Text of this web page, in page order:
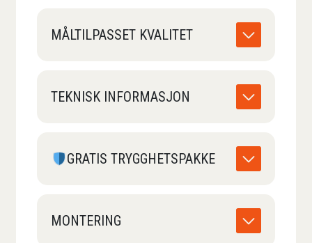
MÅLTILPASSET KVALITET
TEKNISK INFORMASJON
GRATIS TRYGGHETSPAKKE
MONTERING